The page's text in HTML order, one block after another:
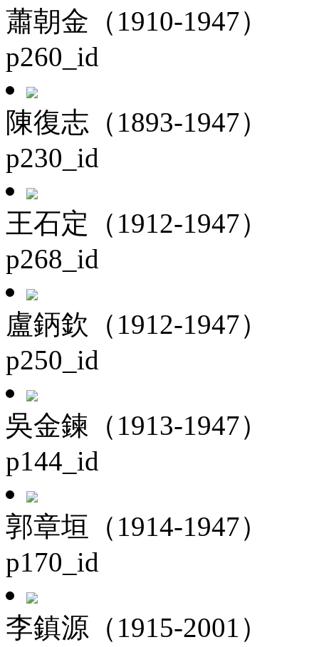
蕭朝金（1910-1947）
p260_id
陳復志（1893-1947）
p230_id
王石定（1912-1947）
p268_id
盧鈵欽（1912-1947）
p250_id
吳金鍊（1913-1947）
p144_id
郭章垣（1914-1947）
p170_id
李鎮源（1915-2001）